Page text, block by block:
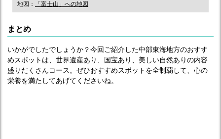
地図：
「富士山」への地図
まとめ
いかがでしたでしょうか？今回ご紹介した中部東海地方のおすす
めスポットは、世界遺産あり、国宝あり、美しい自然ありの内容
盛りだくさんコース。ぜひおすすめスポットを全制覇して、心の
栄養を満たしてあげてくださいね。